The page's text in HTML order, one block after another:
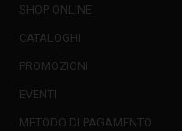
SHOP ONLINE
CATALOGHI
PROMOZIONI
EVENTI
METODO DI PAGAMENTO